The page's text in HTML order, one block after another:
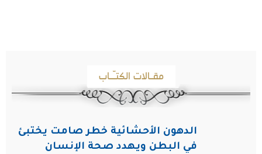
مقـالات الكتـّـاب
الدهون الأحشائية خطر صامت يختبئ
في البطن ويهدد صحة الإنسان